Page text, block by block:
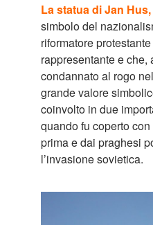
La statua di Jan Hus,
simbolo del
riformatore
rappresentante e che,
condannato al rogo
grande valore
coinvolto in due
quando fu coperto
prima e dai praghesi
l’invasione sovietica.